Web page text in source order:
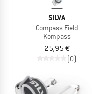
SILVA
Compass Field
Kompass
25,95 €
(0)